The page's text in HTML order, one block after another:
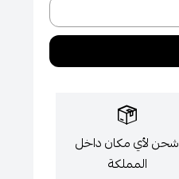
شحن لأي مكان داخل
المملكة